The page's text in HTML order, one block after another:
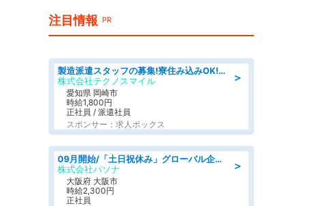
注目情報 PR
＞
製造派遣スタッフの募集!寮住み込みOK!カーエアコンの検査業務 denso aichi
株式会社テクノスマイル
愛知県 岡崎市
時給1,800円
正社員 / 派遣社員
スポンサー：求人ボックス
＞
09月開始/「土日祝休み」グローバル企業での産業保健のお仕事/保健師/高時給/残業なし/服装自由
株式会社パソナ
大阪府 大阪市
時給2,300円
正社員